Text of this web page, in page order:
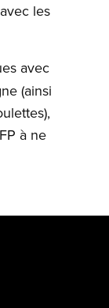
les
avec
(ainsi
à ne